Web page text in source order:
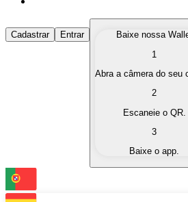
Comprar Criptomoedas
Compre as criptomoedas de
Converta suas criptomoedas
Troque uma criptomoeda por
Cadastrar Entrar
Baixe nossa
1
Abra a câmera do seu
2
Escaneie o QR.
3
Baixe o app.